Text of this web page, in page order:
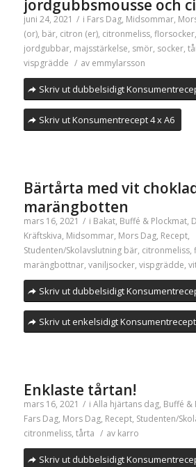
jordgubbsmousse och
juni 24, 2021 / i Fars Dag, Midsommar,
(or), bär, citron (er), citronmeliss, florsocker,
jordgubbar, majsstärkelse, smör, socker,
vispgrädde / av emmylarsson
Skriv ut dubbelsidigt
Skriv ut Konsumentrecept 4 x A6
Bärtårta med vit
marängbotten
mars 16, 2021 / i Bakat, Buffé & Plockmat,
Kräftskiva, Midsommar, Mors Dag, Recept,
Studenten/Skolavslutning bär, citronmeliss,
marängbottnar, vaniljsocker, vispgrädde,
Skriv ut dubbelsidigt
Skriv ut enkelsidigt Konsumentrecept
Enklaste tårtan!
mars 16, 2021 / i Alla hjärtans dag, Buffé &
Fars Dag, Mors Dag, Recept, Studenten/
citronmeliss, tårta / av karro
Skriv ut dubbelsidigt